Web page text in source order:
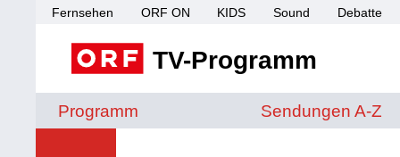
Fernsehen ORF ON KIDS Sound Debatte
TV-Programm
Programm Sendungen von
Sendungen A-Z